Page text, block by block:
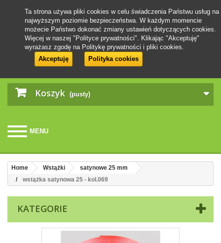
Koszyk (pusty)
MENU
Ta strona używa pliki cookies w celu świadczenia Państwu usług na
najwyższym poziomie bezpieczeństwa. W każdym momencie
możecie Państwo dokonać zmiany ustawień dotyczących cookies.
Więcej w naszej "Polityce prywatności". Klikając "Akceptuję"
wyrażasz zgodę na Politykę prywatności i pliki cookies.
Akceptuję
Polityka cookies
Home Wstążki
satynowe 25 mm
wstążka satynowa 25 - kol.069
KATEGORIE